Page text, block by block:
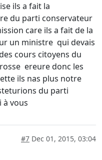
ils a fait la
du parti conservateur
care ils a fait de la
un ministre qui devais
cours citoyens du
ereure donc les
ils nas plus notre
du parti
à vous
#7 Dec 01, 2015, 03:04